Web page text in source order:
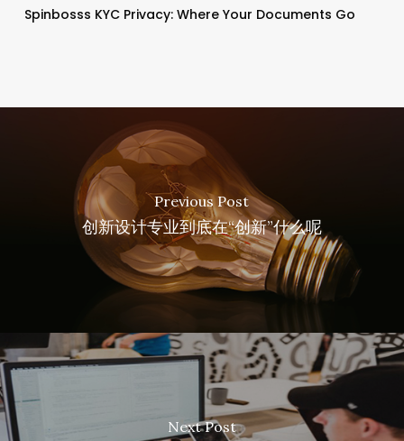
Spinbosss KYC Privacy: Where Your Documents Go
Previous Post
创新设计专业到底在“创新”什么呢
Next Post